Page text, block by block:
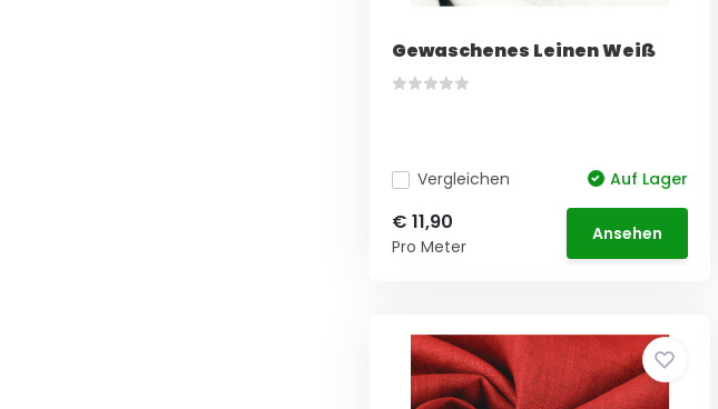
Gewaschenes Leinen Weiß
Vergleichen Auf Lager
€ 11,90
Pro Meter
Ansehen